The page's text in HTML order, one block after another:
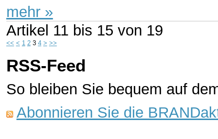
mehr »
Artikel 11 bis 15 von 19
<< < 1 2 3 4 > >>
RSS-Feed
So bleiben Sie bequem auf
Abonnieren Sie die